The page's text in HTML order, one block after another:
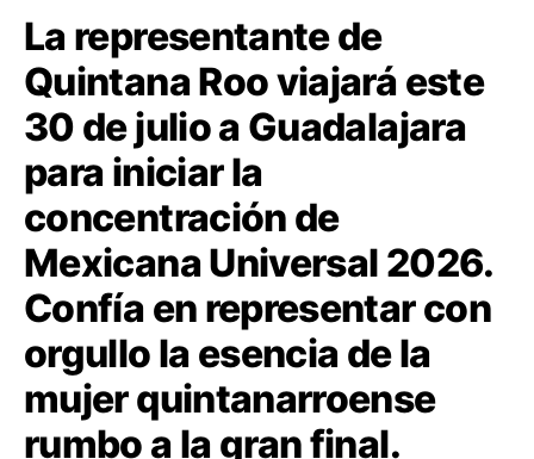
La representante de
Quintana Roo viajará este
30 de julio a Guadalajara
para iniciar la
concentración de
Mexicana Universal 2026.
Confía en representar con
orgullo la esencia de la
mujer quintanarroense
rumbo a la gran final.